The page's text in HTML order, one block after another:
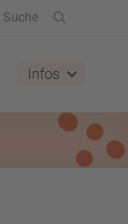
Infos